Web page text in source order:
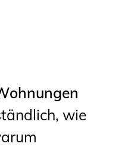
für
wie